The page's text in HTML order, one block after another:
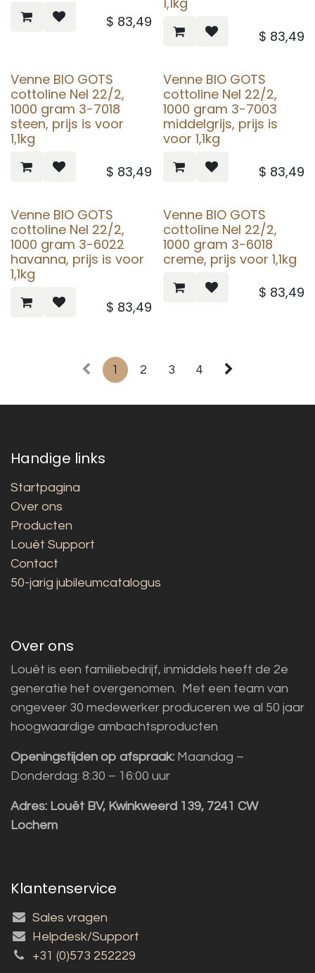
$ 83,49
$ 83,49
Venne BIO GOTS
cottoline Nel 22/2,
1000 gram 3-7018
steen, prijs is voor
1,1kg
$ 83,49
Venne BIO GOTS
cottoline Nel 22/2,
1000 gram 3-7003
middelgrijs, prijs is
voor 1,1kg
$ 83,49
Venne BIO GOTS
cottoline Nel 22/2,
1000 gram 3-6022
havanna, prijs is voor
1,1kg
$ 83,49
Venne BIO GOTS
cottoline Nel 22/2,
1000 gram 3-6018
creme, prijs voor 1,1kg
$ 83,49
1 2 3 4
Handige links
Startpagina
Over ons
Producten
Louët Support
Contact
50-jarig jubileumcatalogus
Over ons
Louët is een familiebedrijf, inmiddels heeft de 2e
generatie het overgenomen. Met een team van
ongeveer 30 medewerker produceren we al 50 jaar
hoogwaardige ambachtsproducten
Openingstijden op afspraak: Maandag –
Donderdag: 8:30 – 16:00 uur
Adres: Louët BV, Kwinkweerd 139, 7241 CW
Lochem
Klantenservice
Sales vragen
Helpdesk/Support
+31 (0)573 252229